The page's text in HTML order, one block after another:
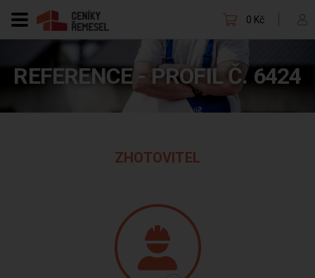
0 Kč
REFERENCE - PROFIL Č. 6424
ZHOTOVITEL